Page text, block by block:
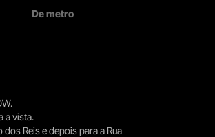
De metro
a vista.
Reis e depois para a Rua